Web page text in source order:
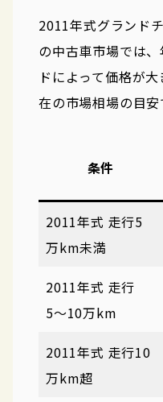
2011年式グランド
の中古車市場では
ドによって価格が
在の市場相場の目安
条件
2011年式 走行5
万km未満
2011年式 走行
5〜10万km
2011年式 走行10
万km超